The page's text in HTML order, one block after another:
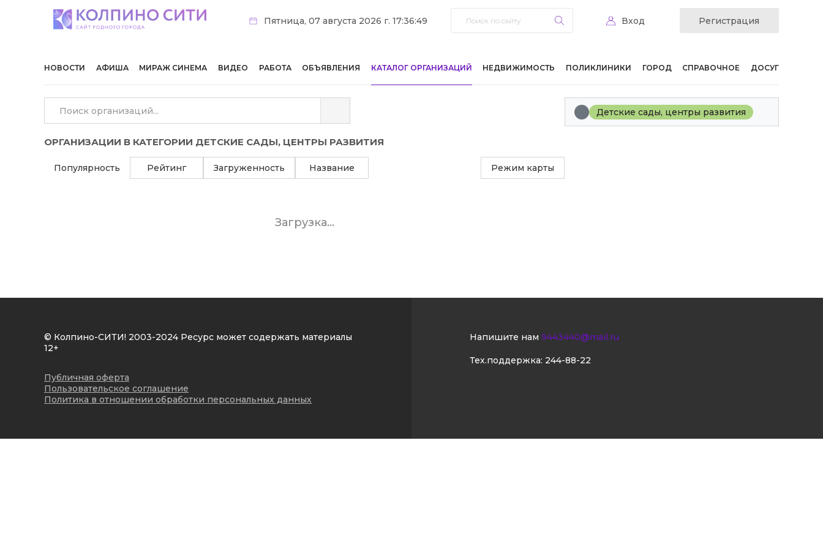
Пятница, 07 августа 2026 г. 17:36:49 Вход Регистрация
НОВОСТИ АФИША МИРАЖ СИНЕМА ВИДЕО РАБОТА ОБЪЯВЛЕНИЯ КАТАЛОГ ОРГАНИЗАЦИЙ НЕДВИЖИМОСТЬ ПОЛИКЛИНИКИ ГОРОД СПРАВОЧНОЕ ДОСУГ
ОРГАНИЗАЦИИ В КАТЕГОРИИ ДЕТСКИЕ САДЫ, ЦЕНТРЫ РАЗВИТИЯ
Популярность Рейтинг Загруженность Название Режим карты
Загрузка...
Детские сады, центры развития
© Колпино-СИТИ! 2003-2024 Ресурс может содержать материалы
12+
Публичная оферта
Пользовательское соглашение
Политика в отношении обработки персональных данных
Напишите нам 9443440@mail.ru
Тех.поддержка: 244-88-22